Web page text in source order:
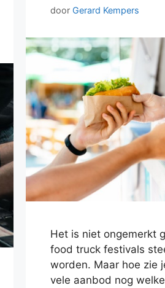
door Gerard Kempers
Het is niet ongemerkt
food truck festivals
worden. Maar hoe zie
vele aanbod nog